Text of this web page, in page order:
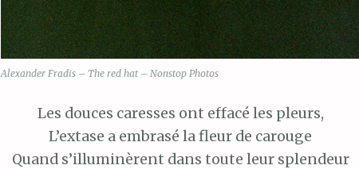
Alexander Fradis – The red hat – Nonstop Photos
Les douces caresses ont effacé les pleurs,
L’extase a embrasé la fleur de carouge
Quand s’illuminèrent dans toute leur splendeur